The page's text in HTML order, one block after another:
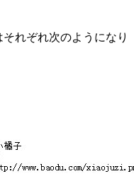
れぞれ次のようになり